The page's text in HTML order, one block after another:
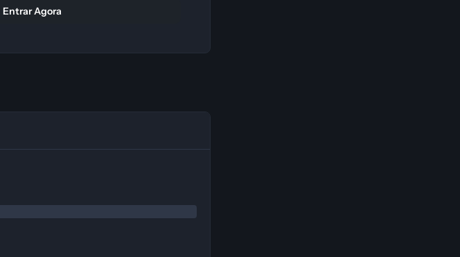
Entrar Agora